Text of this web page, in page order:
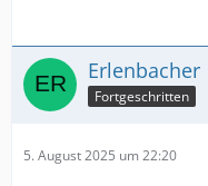
Erlenbacher
Fortgeschritten
5. August 2025 um 22:20